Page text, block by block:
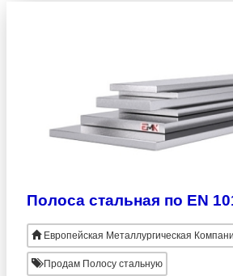
Полоса стальная по EN
Европейская Металлургическая Компани
Продам Полосу стальную